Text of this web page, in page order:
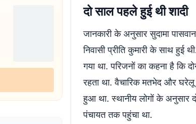
दो साल पहले हुई थी शादी
जानकारी के अनुसार सुदामा
निवासी प्रीति कुमारी के साथ हुई
गया था. परिजनों का कहना है कि
रहता था. वैचारिक मतभेद और
हुआ था. स्थानीय लोगों के अनुसार
पंचायत तक पहुंचा था.